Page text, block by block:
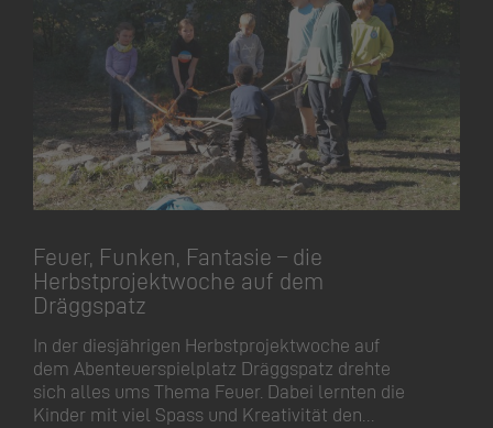
Feuer, Funken, Fantasie – die
Herbstpro­jektwoche auf dem
Dräggspatz
In der diesjährigen Herbstpro­jektwoche auf
dem Abenteuer­spielplatz Dräggspatz drehte
sich alles ums Thema Feuer. Dabei lernten die
Kinder mit viel Spass und Kreativität den…